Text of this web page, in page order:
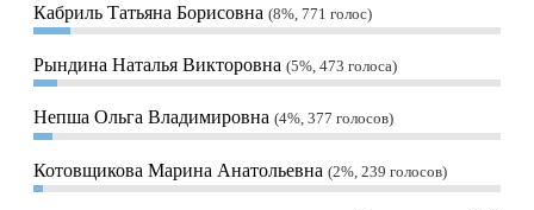
Кабриль Татьяна Борисовна 8%, 771 голос
Рындина Наталья Викторовна 5%, 473 голоса
Непша Ольга Владимировна 4%, 377 голосов
Котовщикова Марина Анатольевна 2%, 239 голосов